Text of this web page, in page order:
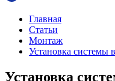
Главная
Статьи
Монтаж
Установка системы
Установка